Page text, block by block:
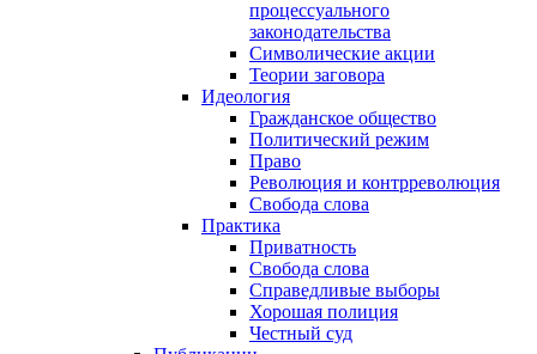
процессуального
законодательства
Символические акции
Теории заговора
Идеология
Гражданское общество
Политический режим
Право
Революция и контрреволюция
Свобода слова
Практика
Приватность
Свобода слова
Справедливые выборы
Хорошая полиция
Честный суд